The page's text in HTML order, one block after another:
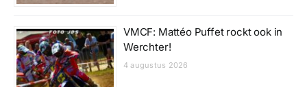
VMCF: Mattéo Puffet rockt ook in
Werchter!
4 augustus 2026